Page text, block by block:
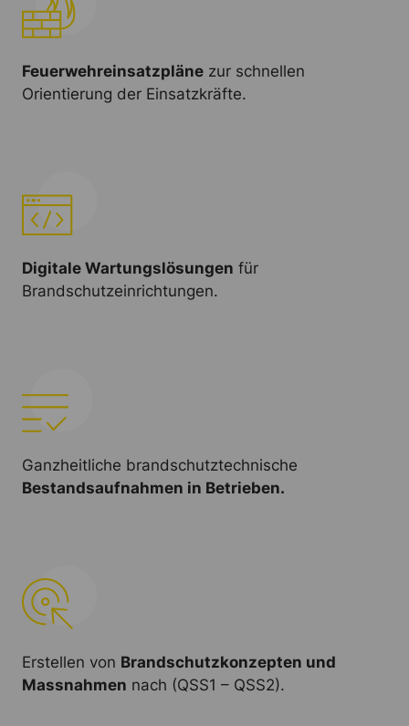
Feuerwehreinsatzpläne zur schnellen
Orientierung der Einsatzkräfte.
Digitale Wartungslösungen für
Brandschutzeinrichtungen.
Ganzheitliche brandschutztechnische
Bestandsaufnahmen in Betrieben.
Erstellen von Brandschutzkonzepten und
Massnahmen nach (QSS1 – QSS2).